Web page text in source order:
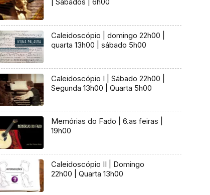
| Sábados | 6h00
Caleidoscópio | domingo 22h00 |
quarta 13h00 | sábado 5h00
Caleidoscópio I | Sábado 22h00 |
Segunda 13h00 | Quarta 5h00
Memórias do Fado | 6.as feiras |
19h00
Caleidoscópio II | Domingo
22h00 | Quarta 13h00